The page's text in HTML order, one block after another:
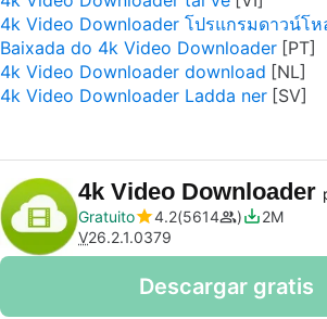
4k Video Downloader โปรแกรมดาวน์โ
Baixada do 4k Video Downloader
4k Video Downloader download
4k Video Downloader Ladda ner
4k Video Downloader
Gratuito
4.2 5614
2M
V26.2.1.0379
Descargar gratis